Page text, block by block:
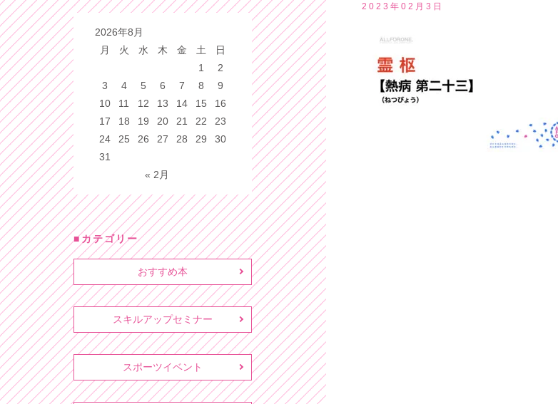
2023年02月3日
2026年8月
月
火 水 木 金 土
日
1
2
3
4 5 6 7 8
9
10
11 12 13 14 15
16
17
18 19 20 21 22
23
24
25 26 27 28 29
30
31
« 2月
カテゴリー
おすすめ本
スキルアップセミナー
スポーツイベント